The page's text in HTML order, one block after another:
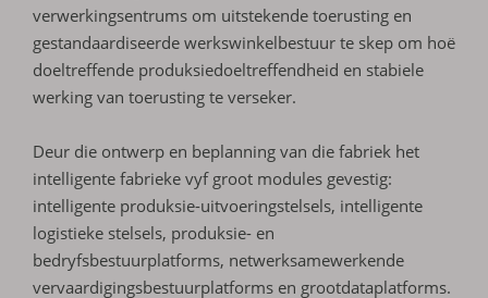
verwerkingsentrums om uitstekende toerusting en
gestandaardiseerde werkswinkelbestuur te skep om hoë
doeltreffende produksiedoeltreffendheid en stabiele
werking van toerusting te verseker.
Deur die ontwerp en beplanning van die fabriek het
intelligente fabrieke vyf groot modules gevestig:
intelligente produksie-uitvoeringstelsels, intelligente
logistieke stelsels, produksie- en
bedryfsbestuurplatforms, netwerksamewerkende
vervaardigingsbestuurplatforms en grootdataplatforms.